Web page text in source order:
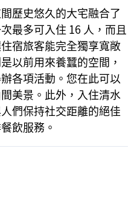
歷史悠久的大宅融合了
最多可入住 16 人，而且
宿旅客能完全獨享寬敞
以前用來養蠶的空間，
各項活動。您在此可以
美景。此外，入住清水
們保持社交距離的絕佳
飲服務。